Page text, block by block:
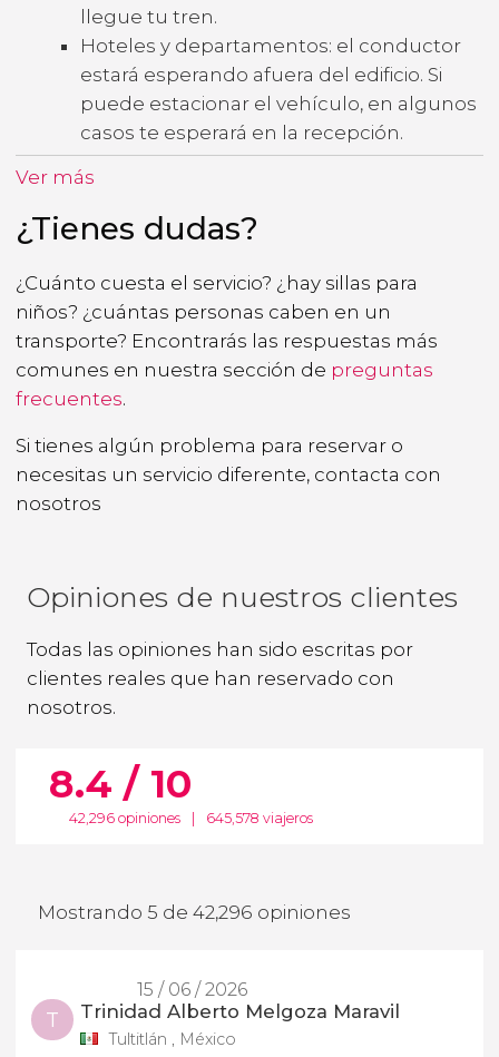
llegue tu tren.
Hoteles y departamentos: el conductor
estará esperando afuera del edificio. Si
puede estacionar el vehículo, en algunos
casos te esperará en la recepción.
Ver más
¿Tienes dudas?
¿Cuánto cuesta el servicio? ¿hay sillas para
niños? ¿cuántas personas caben en un
transporte? Encontrarás las respuestas más
comunes en nuestra sección de preguntas
frecuentes.
Si tienes algún problema para reservar o
necesitas un servicio diferente, contacta con
nosotros
Opiniones de nuestros clientes
Todas las opiniones han sido escritas por
clientes reales que han reservado con
nosotros.
8.4 / 10
42,296 opiniones 645,578 viajeros
Mostrando 5 de 42,296 opiniones
15 / 06 / 2026
T Trinidad Alberto Melgoza Maravil
Tultitlán , México